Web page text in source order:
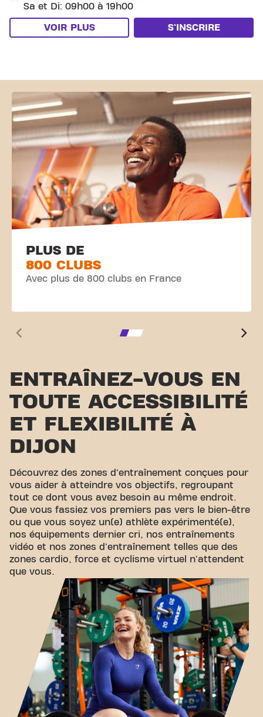
Sa et Di: 09h00 à 19h00
VOIR PLUS S'INSCRIRE
PLUS DE
800 CLUBS
Avec plus de 800 clubs en France
ENTRAÎNEZ-VOUS EN
TOUTE ACCESSIBILITÉ
ET FLEXIBILITÉ À
DIJON
Découvrez des zones d'entraînement conçues pour
vous aider à atteindre vos objectifs, regroupant
tout ce dont vous avez besoin au même endroit.
Que vous fassiez vos premiers pas vers le bien-être
ou que vous soyez un(e) athlète expérimenté(e),
nos équipements dernier cri, nos entraînements
vidéo et nos zones d'entraînement telles que des
zones cardio, force et cyclisme virtuel n'attendent
que vous.